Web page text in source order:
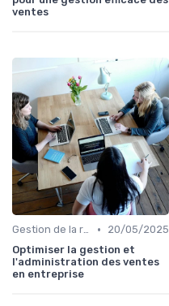
ventes
Gestion de la relation client (CRM) •
20/05/2025
Optimiser la gestion et
l'administration des ventes
en entreprise